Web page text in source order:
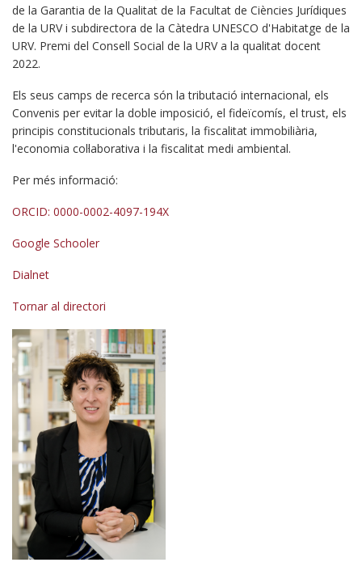
de la Garantia de la Qualitat de la Facultat de Ciències Jurídiques
de la URV i subdirectora de la Càtedra UNESCO d'Habitatge de la
URV. Premi del Consell Social de la URV a la qualitat docent
2022.
Els seus camps de recerca són la tributació internacional, els
Convenis per evitar la doble imposició, el fideïcomís, el trust, els
principis constitucionals tributaris, la fiscalitat immobiliària,
l'economia col·laborativa i la fiscalitat medi ambiental.
Per més informació:
ORCID: 0000-0002-4097-194X
Google Schooler
Dialnet
Tornar al directori